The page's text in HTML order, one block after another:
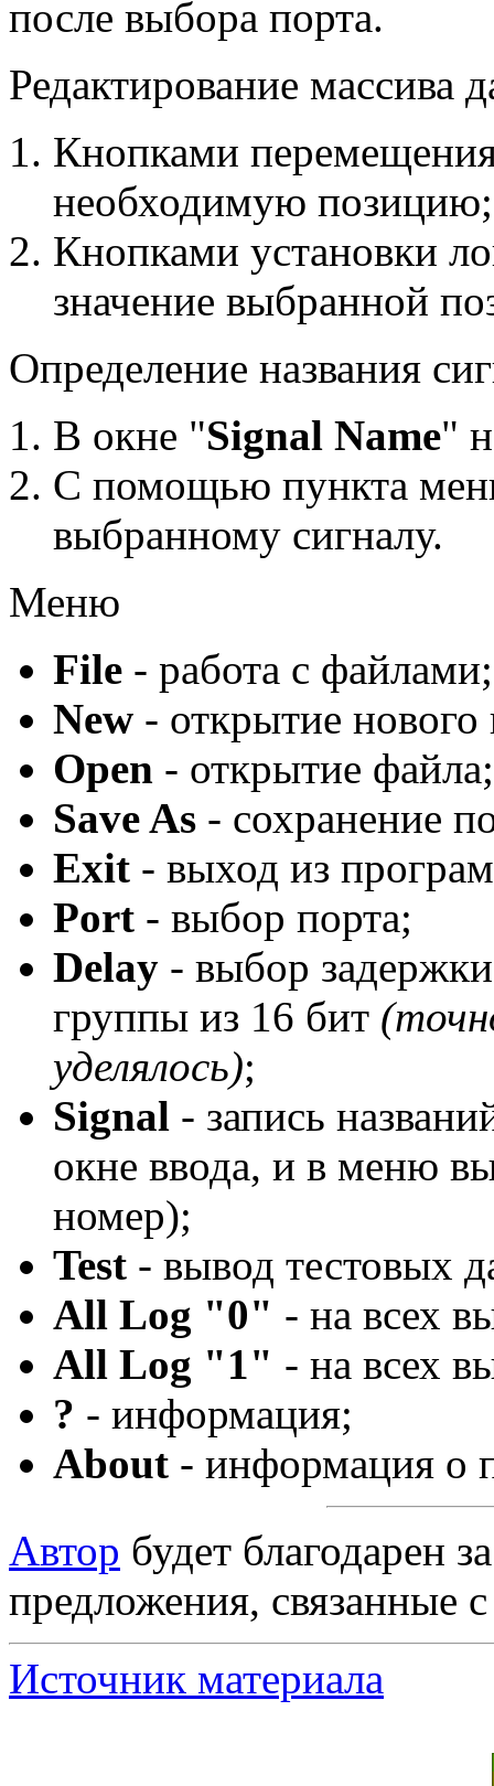
после выбора порта.
Редактирование массива
Кнопками
необходимую позицию;
Кнопками установки
значение выбранной
Определение названия
В окне "Signal Name"
С помощью пункта
выбранному сигналу.
Меню
File - работа с файлами;
New - открытие нового
Open - открытие файла;
Save As - сохранение
Exit - выход из
Port - выбор порта;
Delay - выбор
группы из 16 бит
уделялось);
Signal - запись
окне ввода, и в меню
номер);
Test - вывод тестовых
All Log "0" - на всех
All Log "1" - на всех
? - информация;
About - информация о
Автор будет благодарен
предложения, связанные
Источник материала